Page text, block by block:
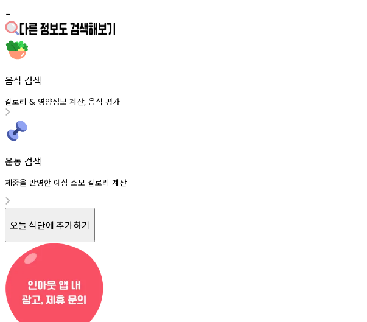
-
음식 검색
칼로리 & 영양정보 계산, 음식 평가
운동 검색
체중을 반영한 예상 소모 칼로리 계산
오늘 식단에 추가하기